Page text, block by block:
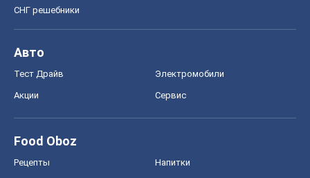
СНГ решебники
Авто
Тест Драйв Электромобили
Акции Сервис
Food Oboz
Рецепты Напитки